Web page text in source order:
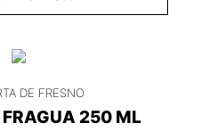
DE FRESNO
250 ML